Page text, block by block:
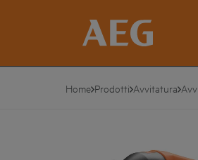
Home Prodotti Avvitatura